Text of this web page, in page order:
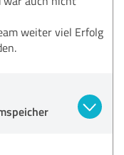
weiter viel Erfolg